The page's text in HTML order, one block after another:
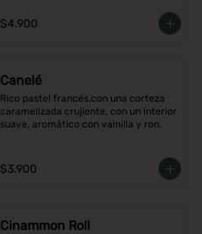
$4.900
Canelé
Rico pastel francés,con una corteza
caramelizada crujiente, con un interior
suave, aromático con vainilla y ron.
$3.900
Cinammon Roll